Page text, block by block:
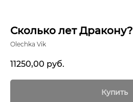
Сколько лет Дракону?
Olechka Vik
11250,00 руб.
Купить